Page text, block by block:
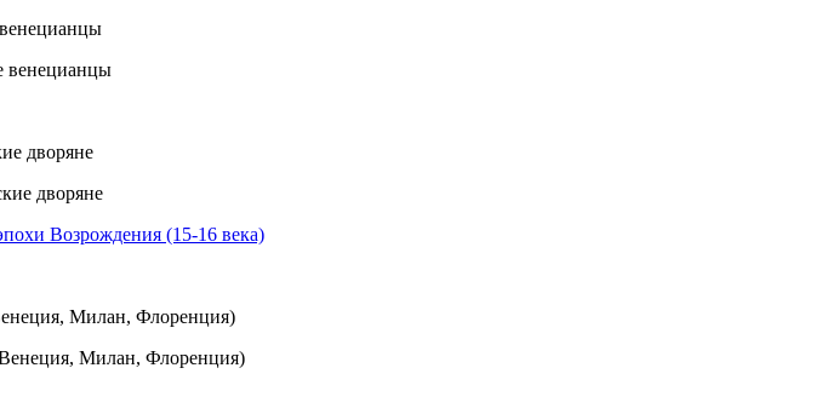
дворяне
Возрождения (15-16 века)
Милан, Флоренция)